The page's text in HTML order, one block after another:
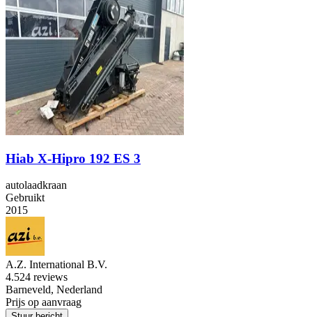
Hiab X-Hipro 192 ES 3
autolaadkraan
Gebruikt
2015
A.Z. International B.V.
4.524 reviews
Barneveld, Nederland
Prijs op aanvraag